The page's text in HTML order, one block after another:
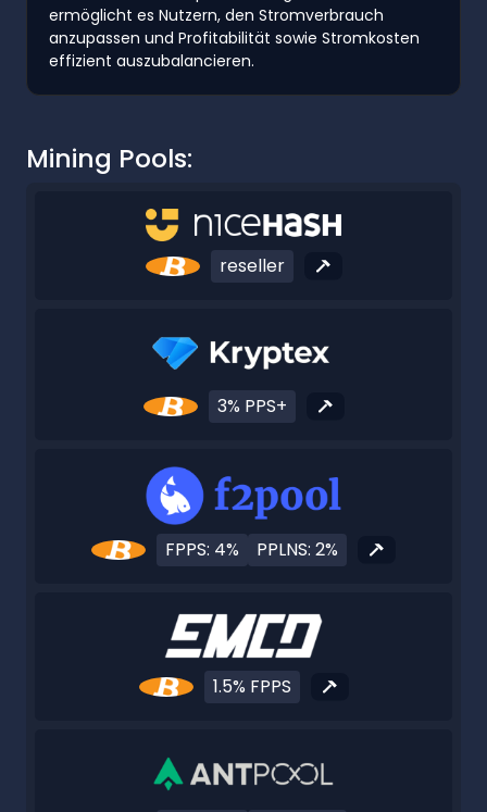
ermöglicht es Nutzern, den Stromverbrauch
anzupassen und Profitabilität sowie Stromkosten
effizient auszubalancieren.
Mining Pools:
reseller
3% PPS+
FPPS: 4% PPLNS: 2%
1.5% FPPS